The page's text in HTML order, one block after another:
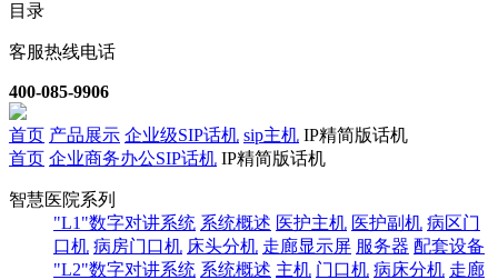
目录
客服热线电话
400-085-9906
首页 产品展示 企业级SIP话机 sip主机 IP精简版话机
首页 企业商务办公SIP话机 IP精简版话机
智慧医院系列
"L1"数字对讲系统 系统概述 医护主机 医护副机 病区门
口机 病房门口机 床头分机 走廊显示屏 服务器 配套设备
"L2"数字对讲系统 系统概述 主机 门口机 病床分机 走廊